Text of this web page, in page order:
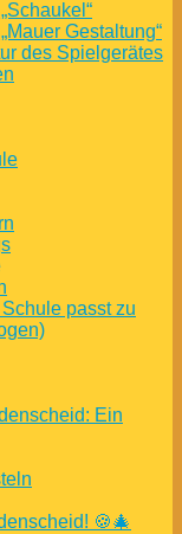
Gestaltung“
des Spielgerätes
passt zu
Ein
🍪🎄